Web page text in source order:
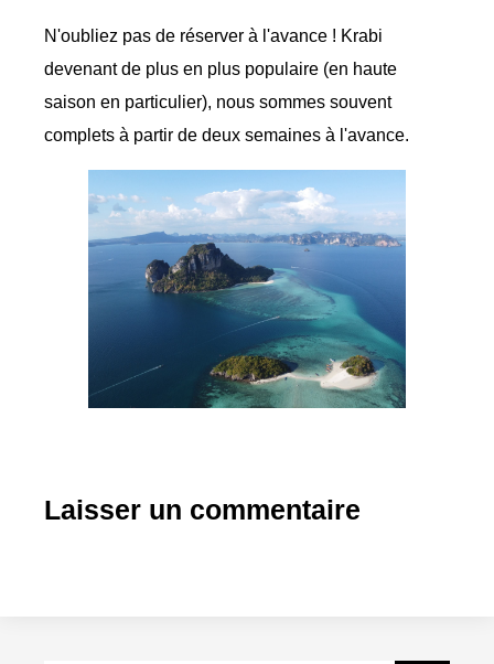
N'oubliez pas de réserver à l'avance ! Krabi
devenant de plus en plus populaire (en haute
saison en particulier), nous sommes souvent
complets à partir de deux semaines à l'avance.
Laisser un commentaire